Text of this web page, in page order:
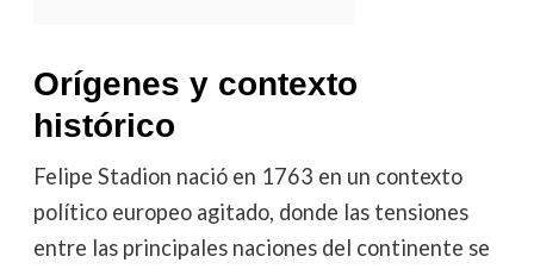
Orígenes y contexto
histórico
Felipe Stadion nació en 1763 en un contexto
político europeo agitado, donde las tensiones
entre las principales naciones del continente se